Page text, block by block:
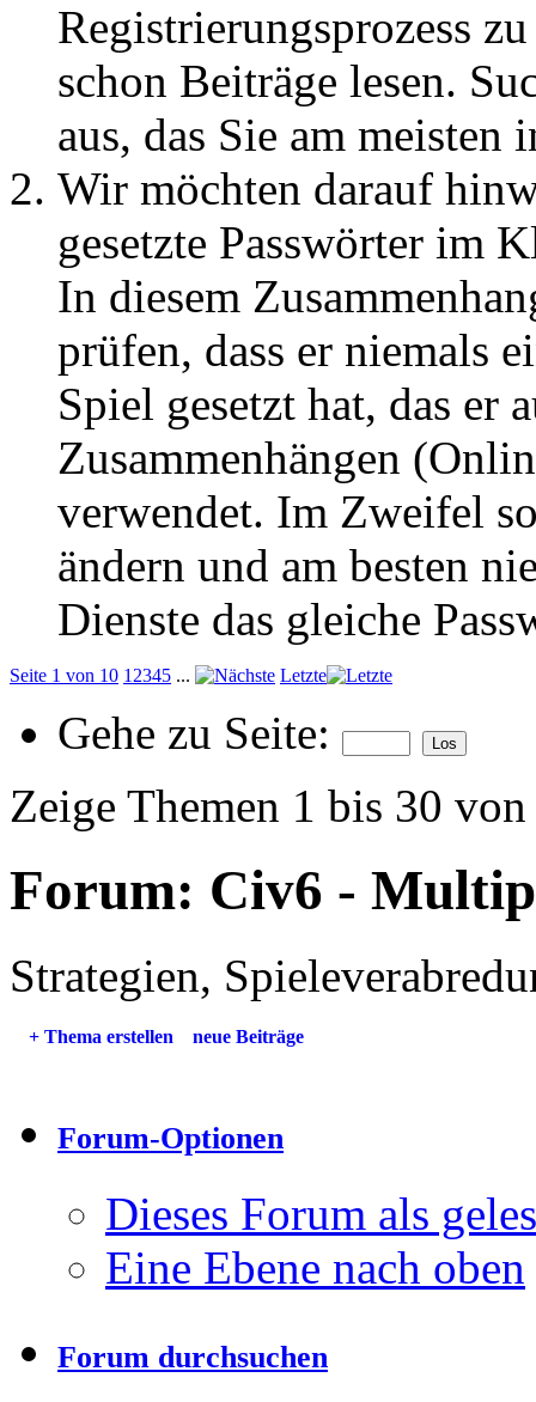
Registrierungsprozess
schon Beiträge lesen.
aus, das Sie am meisten
Wir möchten darauf
gesetzte Passwörter im
In diesem
prüfen, dass er niemals
Spiel gesetzt hat, das er
Zusammenhängen
verwendet. Im Zweifel
ändern und am besten
Dienste das gleiche
Seite 1 von 10 1 2345 ... Letzte
Gehe zu Seite:
Zeige Themen 1 bis 30
Forum: Civ6 -
Strategien,
+ Thema erstellen neue Beiträge
Forum-Optionen
Dieses Forum als
Eine Ebene nach oben
Forum durchsuchen